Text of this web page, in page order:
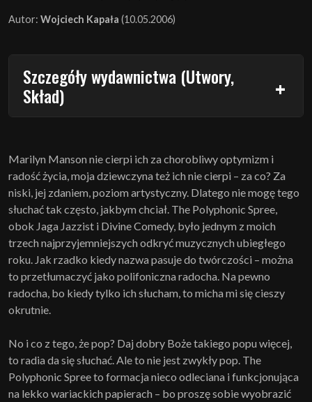
Autor: Wojciech Kapała (10.05.2006)
Szczegóły wydawnictwa (Utwory,
Skład)
Marilyn Manson nie cierpi ich za chorobliwy optymizm i
radość życia, moja dziewczyna też ich nie cierpi – za co? Za
niski, jej zdaniem, poziom artystyczny. Dlatego nie mogę tego
słuchać tak często, jakbym chciał. The Polyphonic Spree,
obok Jaga Jazzist i Divine Comedy, było jednym z moich
trzech najprzyjemniejszych odkryć muzycznych ubiegłego
roku. Jak rzadko kiedy nazwa pasuje do twórczości – można
to przetłumaczyć jako polifoniczna radocha. Na pewno
radocha, bo kiedy tylko ich słucham, to micha mi się cieszy
okrutnie.
No i co z tego, że pop? Daj dobry Boże takiego popu więcej,
to radia da się słuchać. Ale to nie jest zwykły pop. The
Polyphonic Spree to formacja nieco odleciana i funkcjonująca
na lekko wariackich papierach – bo proszę sobie wyobrazić